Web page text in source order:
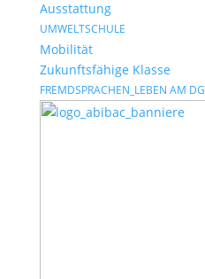
Ausstattung
UMWELTSCHULE
Mobilität
Zukunftsfähige Klasse
FREMDSPRACHEN_LEBEN AM DG